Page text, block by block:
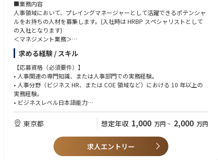
■業務内容
人事領域において、プレイングマネージャーとして活躍できるポテンシャ
ルをお持ちの人材を募集します。(入社時は HRBP スペシャリストとして
の入社となります)
＜マネジメント業務＞
• メンバーのマネジメント、育成、評価
• チーム目標の設定・進捗管理および課題解決
• 上位レポート、関連部署との折衝・調整
＜HRBP スペシャリスト業務＞
• ビジネス戦略に基づいた人事施策の立案と実行支援。
• ビジネスの方向性に合わせた、人材の成長やキャリア開発の促進。
• キャリアパスの整備や、人材育成に前向きな環境づくり。
• 多様性やインクルージョンを推進するプログラムの運用・改善。
• 報酬や評価に関する実務対応。
• 人事データやエンゲージメント調査結果の分析に基づいた、ビジネスチ
ームへの提案やフィードバック。
求める経験 / スキル
【応募資格（必須要件）】
• 人事関連の専門知識、または人事部門での実務経験。
• 人事分野（ビジネス HR、または COE 領域など）における 10 年以上の
実務経験。
• ビジネスレベル日本語能力
• ビジネスレベル英会話能力
【知識・スキル・能力】
• 1 つ以上の専門分野（リーダーシップ開発、人材管理、報酬・福利厚
生、採用など）における実務知識。
• プロジェクトチームのリード経験があり、チームのモチベーションを高
東京都 想定年収 1,000 万円 ~ 2,000 万円
求人エントリー